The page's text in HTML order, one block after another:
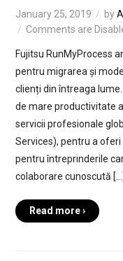
January 25, 2019 by
Comments are
Fujitsu RunMyProcess
pentru migrarea și
clienți din întreaga
de mare productivitate
servicii profesionale
Services), pentru a
pentru întreprinderile
colaborare cunoscută […]
Read more ›